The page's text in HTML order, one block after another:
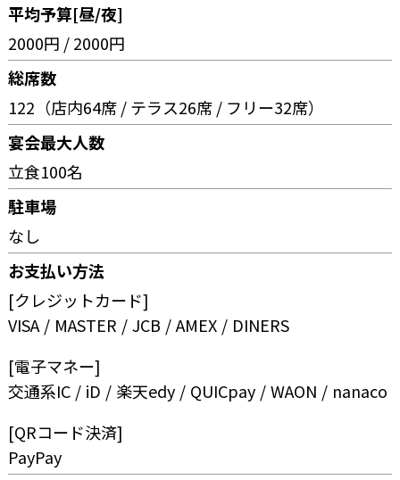
平均予算[昼/夜]
2000円 / 2000円
総席数
122（店内64席 / テラス26席 / フリー32席）
宴会最大人数
立食100名
駐車場
なし
お支払い方法
[クレジットカード]
VISA
MASTER JCB AMEX
DINERS
[電子マネー]
交通系IC
iD 楽天edy QUICpay WAON
nanaco
[QRコード決済]
PayPay